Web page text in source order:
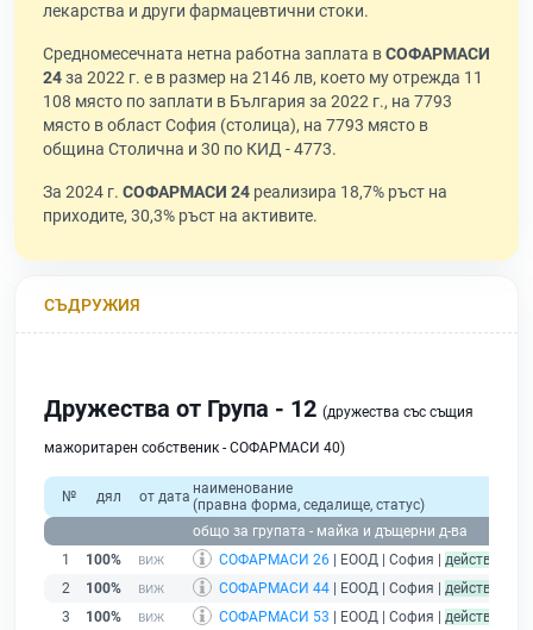
лекарства и други фармацевтични стоки.
Средномесечната нетна работна заплата вСОФАРМАСИ
24за 2022 г. е в размер на 2146 лв, което му отрежда 11
108 място по заплати в България за 2022 г., на 7793
място в област София (столица), на 7793 място в
община Столична и 30 по КИД - 4773.
За 2024 г. СОФАРМАСИ 24 реализира 18,7% ръст на
приходите, 30,3% ръст на активите.
СЪДРУЖИЯ
Дружества от Група - 12 (дружества със същия
мажоритарен собственик - СОФАРМАСИ 40)
№ дял от дата наименование
(правна форма, седалище, статус)
общо за групата - майка и дъщерни д-ва
1
100% СОФАРМАСИ 26 | ЕООД | София | действащ
2
100% СОФАРМАСИ 44 | ЕООД | София | действащ
3
100% СОФАРМАСИ 53 | ЕООД | София | действащ